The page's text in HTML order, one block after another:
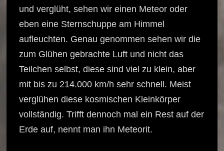
und verglüht, sehen wir einen Meteor oder
eben eine Sternschuppe am Himmel
aufleuchten. Genau genommen sehen wir die
zum Glühen gebrachte Luft und nicht das
Teilchen selbst, diese sind viel zu klein, aber
mit bis zu 214.000 km/h sehr schnell. Meist
verglühen diese kosmischen Kleinkörper
vollständig. Trifft dennoch mal ein Rest auf der
Erde auf, nennt man ihn Meteorit.